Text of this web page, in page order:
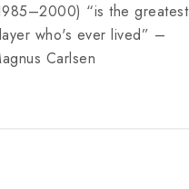
“is the greatest
who's ever lived” –
Carlsen